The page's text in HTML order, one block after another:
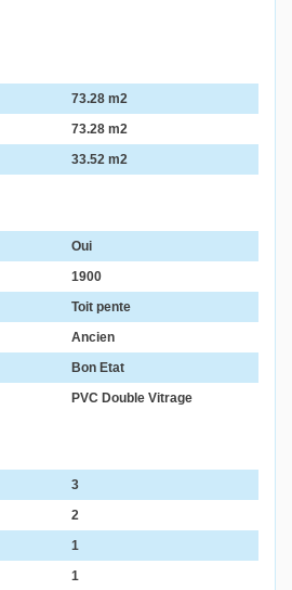
73.28 m2
73.28 m2
33.52 m2
Oui
1900
Toit pente
Ancien
Bon Etat
PVC Double Vitrage
3
2
1
1